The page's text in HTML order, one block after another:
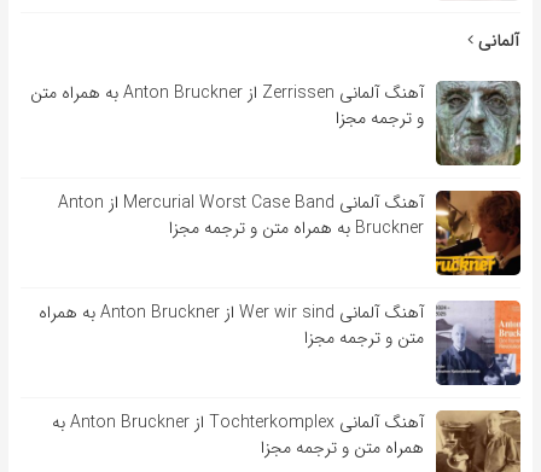
آلمانی
آهنگ آلمانی Zerrissen از Anton Bruckner به همراه متن
و ترجمه مجزا
آهنگ آلمانی Mercurial Worst Case Band از Anton
Bruckner به همراه متن و ترجمه مجزا
آهنگ آلمانی Wer wir sind از Anton Bruckner به همراه
متن و ترجمه مجزا
آهنگ آلمانی Tochterkomplex از Anton Bruckner به
همراه متن و ترجمه مجزا